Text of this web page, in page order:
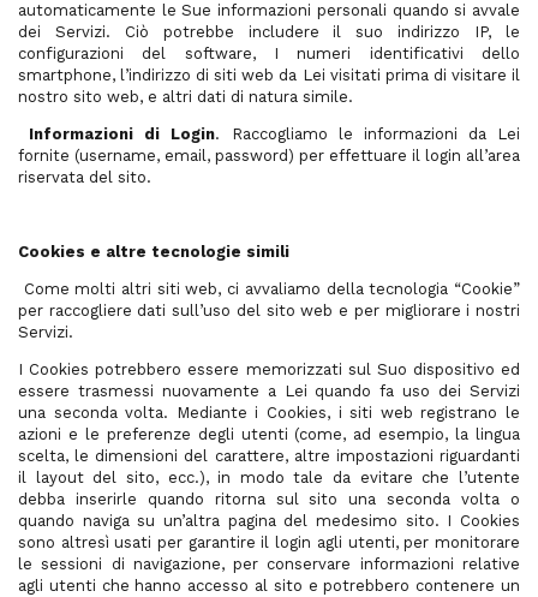
automaticamente le Sue informazioni personali quando si avvale
dei Servizi. Ciò potrebbe includere il suo indirizzo IP, le
configurazioni del software, I numeri identificativi dello
smartphone, l’indirizzo di siti web da Lei visitati prima di visitare il
nostro sito web, e altri dati di natura simile.
Informazioni di Login. Raccogliamo le informazioni da Lei
fornite (username, email, password) per effettuare il login all’area
riservata del sito.
Cookies e altre tecnologie simili
Come molti altri siti web, ci avvaliamo della tecnologia “Cookie”
per raccogliere dati sull’uso del sito web e per migliorare i nostri
Servizi.
I Cookies potrebbero essere memorizzati sul Suo dispositivo ed
essere trasmessi nuovamente a Lei quando fa uso dei Servizi
una seconda volta. Mediante i Cookies, i siti web registrano le
azioni e le preferenze degli utenti (come, ad esempio, la lingua
scelta, le dimensioni del carattere, altre impostazioni riguardanti
il layout del sito, ecc.), in modo tale da evitare che l’utente
debba inserirle quando ritorna sul sito una seconda volta o
quando naviga su un’altra pagina del medesimo sito. I Cookies
sono altresì usati per garantire il login agli utenti, per monitorare
le sessioni di navigazione, per conservare informazioni relative
agli utenti che hanno accesso al sito e potrebbero contenere un